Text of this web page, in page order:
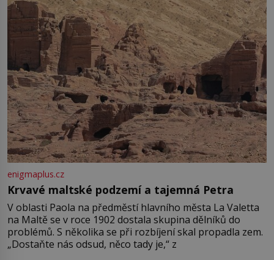
enigmaplus.cz
Krvavé maltské podzemí a tajemná Petra
V oblasti Paola na předměstí hlavního města La Valetta
na Maltě se v roce 1902 dostala skupina dělníků do
problémů. S několika se při rozbíjení skal propadla zem.
„Dostaňte nás odsud, něco tady je,“ z